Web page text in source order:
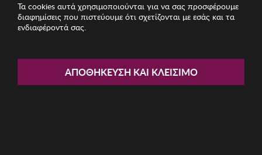
Πιατέλα Zsa Zsa Zsu
Τα cookies αυτά χρησιμοποιούνται για να σας προσφέρουμε
διαφημίσεις που πιστεύουμε ότι σχετίζονται με εσάς και τα
ενδιαφέροντά σας.
ΑΠΟΘΉΚΕΥΣΗ ΚΑΙ ΚΛΕΊΣΙΜΟ